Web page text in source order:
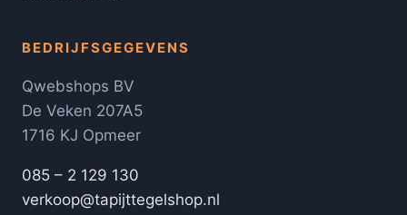
BEDRIJFSGEGEVENS
Qwebshops BV
De Veken 207A5
1716 KJ Opmeer
085 – 2 129 130
verkoop@tapijttegelshop.nl